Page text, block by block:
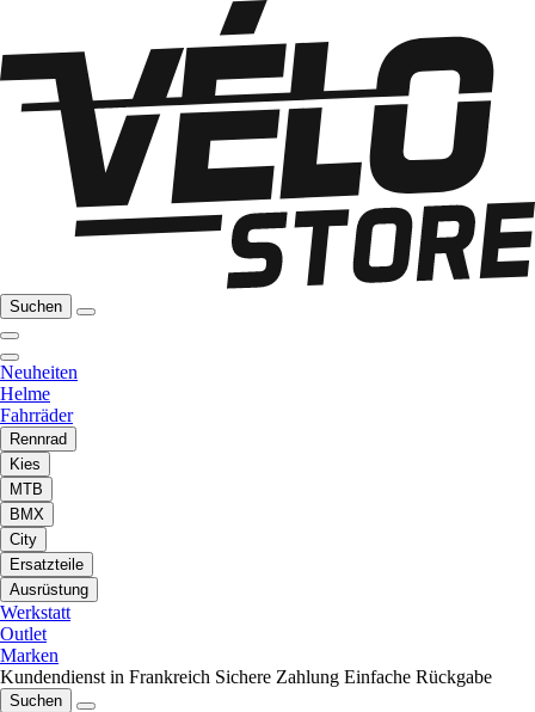
Suchen
Neuheiten
Helme
Fahrräder
Rennrad
Kies
MTB
BMX
City
Ersatzteile
Ausrüstung
Werkstatt
Outlet
Marken
Kundendienst in Frankreich Sichere Zahlung Einfache Rückgabe
Suchen